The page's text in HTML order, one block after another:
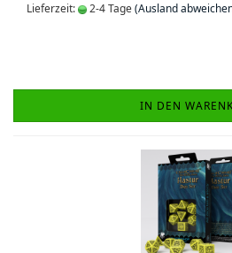
Lieferzeit: 2-4 Tage(Ausland
IN DEN